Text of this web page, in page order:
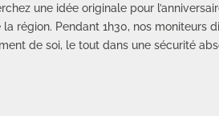
une idée originale pour
la région. Pendant 1h30, nos
de soi, le tout dans une sécurité